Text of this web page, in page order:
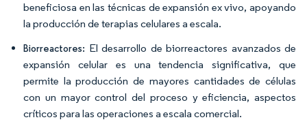
beneficiosa en las técnicas de expansión ex vivo, apoyando
la producción de terapias celulares a escala.
Biorreactores: El desarrollo de biorreactores avanzados de
expansión celular es una tendencia significativa, que
permite la producción de mayores cantidades de células
con un mayor control del proceso y eficiencia, aspectos
críticos para las operaciones a escala comercial.